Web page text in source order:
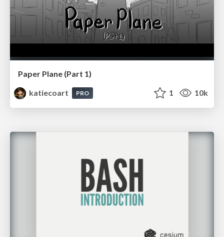
Paper Plane (Part 1)
katiecoart
PRO 1 10k